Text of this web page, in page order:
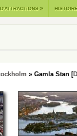
»
» Gamla Stan [